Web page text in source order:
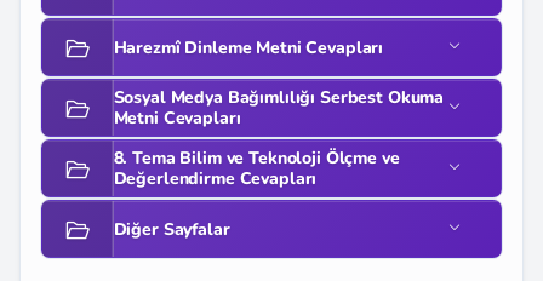
Harezmî Dinleme Metni Cevapları
Sosyal Medya Bağımlılığı Serbest Okuma
Metni Cevapları
8. Tema Bilim ve Teknoloji Ölçme ve
Değerlendirme Cevapları
Diğer Sayfalar